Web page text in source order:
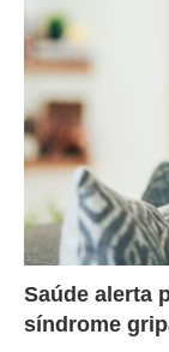
Saúde alerta
síndrome